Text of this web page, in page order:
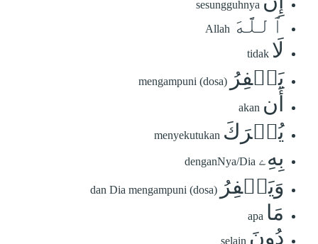
sesungguhnya
ٱللَّهَ Allah
لَا tidak
يَغۡفِرُ mengampuni (dosa)
أَن akan
يُشۡرَكَ menyekutukan
بِهِۦ denganNya/Dia
وَيَغۡفِرُ dan Dia mengampuni (dosa)
مَا apa
دُونَ selain